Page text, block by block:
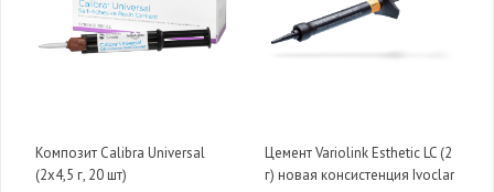
Композит Calibra Universal
(2х4,5 г, 20 шт)
Цемент Variolink Esthetic LC (2
г) новая консистенция Ivoclar